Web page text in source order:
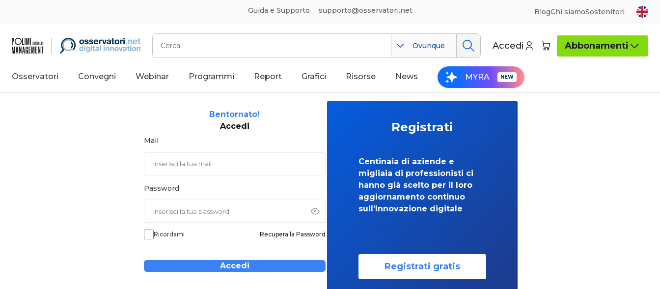
Guida e Supporto supporto@osservatori.net BlogChi siamoSostenitori
Cerca
Ovunque Accedi Abbonamenti
Osservatori Convegni Webinar Programmi Report Grafici Risorse News MYRA
Bentornato!
Accedi
Mail
Password
Ricordami Recupera la Password
Accedi
Registrati
Centinaia di aziende e
migliaia di professionisti ci
hanno già scelto per il loro
aggiornamento continuo
sull’Innovazione digitale
Registrati gratis